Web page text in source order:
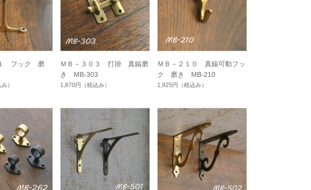
１ フック 磨
）
ＭＢ－３０３ 打掛 真鍮磨
き MB-303
1,870円 （税込み）
ＭＢ－２１０ 真鍮可動フッ
ク 磨き MB-210
1,925円 （税込み）